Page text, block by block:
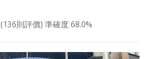
(136則評價) 準確度 68.0%